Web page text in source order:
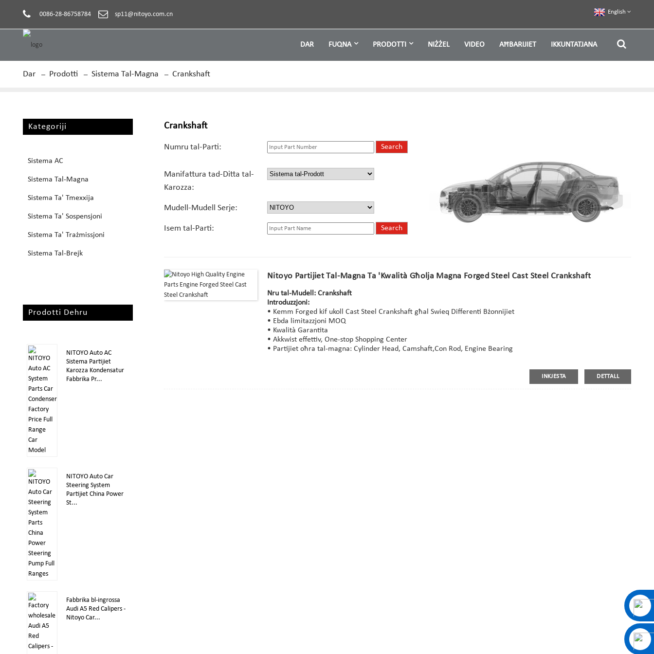
0086-28-86758784 sp11@nitoyo.com.cn English
DAR FUQNA PRODOTTI NIŻŻEL VIDEO AĦBARIJIET IKKUNTATJANA
Dar Prodotti Sistema Tal-Magna Crankshaft
Kategoriji
Sistema AC
Sistema Tal-Magna
Sistema Ta' Tmexxija
Sistema Ta' Sospensjoni
Sistema Ta' Trażmissjoni
Sistema Tal-Brejk
Prodotti Dehru
NITOYO Auto AC
Sistema Partijiet
Karozza Kondensatur
Fabbrika Pr...
NITOYO Auto Car
Steering System
Partijiet China Power
St...
Fabbrika bl-ingrossa
Audi A5 Red Calipers -
Nitoyo Car...
Crankshaft
Numru tal-Parti:
Manifattura tad-Ditta tal-
Karozza:
Mudell-Mudell Serje:
Isem tal-Parti:
Nitoyo Partijiet Tal-Magna Ta 'Kwalità Għolja Magna Forged Steel Cast Steel Crankshaft
Nru tal-Mudell: Crankshaft
Introduzzjoni:
• Kemm Forged kif ukoll Cast Steel Crankshaft għal Swieq Differenti Bżonnijiet
• Ebda limitazzjoni MOQ
• Kwalità Garantita
• Akkwist effettiv, One-stop Shopping Center
• Partijiet oħra tal-magna: Cylinder Head, Camshaft,Con Rod, Engine Bearing
INKJESTA DETTALL